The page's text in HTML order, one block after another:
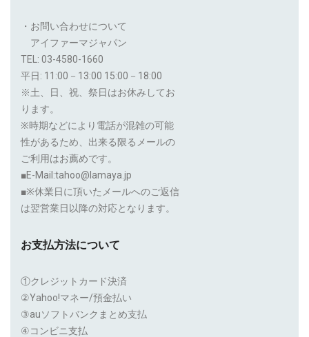
・お問い合わせについて
アイファーマジャパン
TEL: 03-4580-1660
平日: 11:00－13:00 15:00－18:00
※土、日、祝、祭日はお休みしてお
ります。
※時期などにより電話が混雑の可能
性があるため、出来る限るメールの
ご利用はお薦めです。
■E-Mail:tahoo@lamaya.jp
■※休業日に頂いたメールへのご返信
は翌営業日以降の対応となります。
お支払方法について
①クレジットカード決済
②Yahoo!マネー/預金払い
③auソフトバンクまとめ支払
④コンビニ支払